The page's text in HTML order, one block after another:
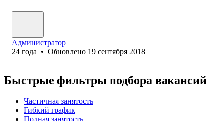
Администратор
24 года • Обновлено 19 сентября 2018
Быстрые фильтры подбора вакансий
Частичная занятость
Гибкий график
Полная занятость